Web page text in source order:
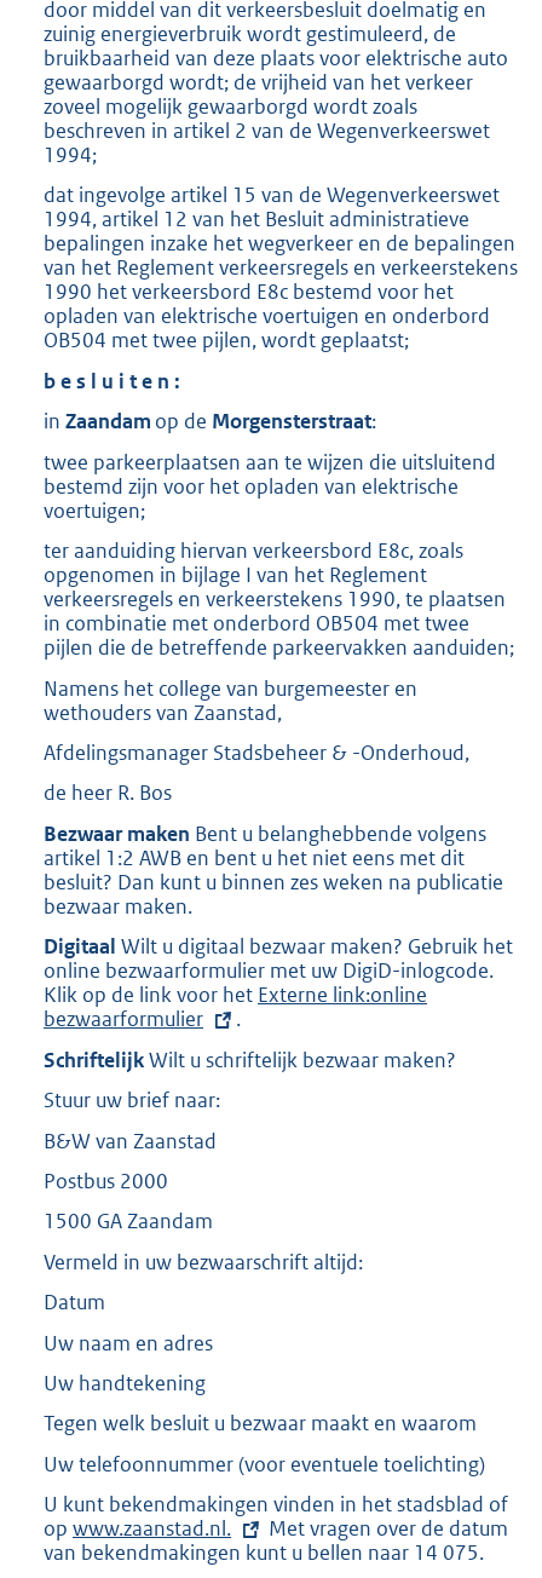
door middel van dit verkeersbesluit doelmatig en
zuinig energieverbruik wordt gestimuleerd, de
bruikbaarheid van deze plaats voor elektrische auto
gewaarborgd wordt; de vrijheid van het verkeer
zoveel mogelijk gewaarborgd wordt zoals
beschreven in artikel 2 van de Wegenverkeerswet
1994;
dat ingevolge artikel 15 van de Wegenverkeerswet
1994, artikel 12 van het Besluit administratieve
bepalingen inzake het wegverkeer en de bepalingen
van het Reglement verkeersregels en verkeerstekens
1990 het verkeersbord E8c bestemd voor het
opladen van elektrische voertuigen en onderbord
OB504 met twee pijlen, wordt geplaatst;
b e s l u i t e n :
in Zaandam op de Morgensterstraat:
twee parkeerplaatsen aan te wijzen die uitsluitend
bestemd zijn voor het opladen van elektrische
voertuigen;
ter aanduiding hiervan verkeersbord E8c, zoals
opgenomen in bijlage I van het Reglement
verkeersregels en verkeerstekens 1990, te plaatsen
in combinatie met onderbord OB504 met twee
pijlen die de betreffende parkeervakken aanduiden;
Namens het college van burgemeester en
wethouders van Zaanstad,
Afdelingsmanager Stadsbeheer & -Onderhoud,
de heer R. Bos
Bezwaar maken Bent u belanghebbende volgens
artikel 1:2 AWB en bent u het niet eens met dit
besluit? Dan kunt u binnen zes weken na publicatie
bezwaar maken.
Digitaal Wilt u digitaal bezwaar maken? Gebruik het
online bezwaarformulier met uw DigiD-inlogcode.
Klik op de link voor het E
e
:
Externe link:online
bezwaarformulier
.
SchriftelijkWilt u schriftelijk bezwaar maken?
Stuur uw brief naar:
B&W van Zaanstad
Postbus 2000
1500 GA Zaandam
Vermeld in uw bezwaarschrift altijd:
Datum
Uw naam en adres
Uw handtekening
Tegen welk besluit u bezwaar maakt en waarom
Uw telefoonnummer (voor eventuele toelichting)
U kunt bekendmakingen vinden in het stadsblad of
op E
x
www.zaanstad.nl.
Met vragen over de datum
van bekendmakingen kunt u bellen naar 14 075.